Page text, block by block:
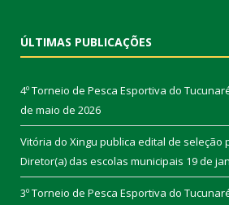
ÚLTIMAS PUBLICAÇÕES
4º Torneio de Pesca Esportiva do
de maio de 2026
Vitória do Xingu publica edital de seleção
Diretor(a) das escolas municipais 19 de
3º Torneio de Pesca Esportiva do